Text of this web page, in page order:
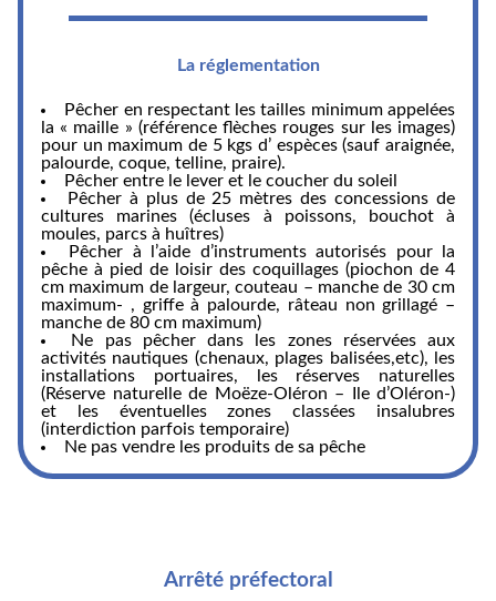
La réglementation
Pêcher en respectant les tailles minimum appelées
la « maille » (référence flèches rouges sur les images)
pour un maximum de 5 kgs d’ espèces (sauf araignée,
palourde, coque, telline, praire).
Pêcher entre le lever et le coucher du soleil
Pêcher à plus de 25 mètres des concessions de
cultures marines (écluses à poissons, bouchot à
moules, parcs à huîtres)
Pêcher à l’aide d’instruments autorisés pour la
pêche à pied de loisir des coquillages (piochon de 4
cm maximum de largeur, couteau – manche de 30 cm
maximum- , griffe à palourde, râteau non grillagé –
manche de 80 cm maximum)
Ne pas pêcher dans les zones réservées aux
activités nautiques (chenaux, plages balisées,etc), les
installations portuaires, les réserves naturelles
(Réserve naturelle de Moëze-Oléron – Ile d’Oléron-)
et les éventuelles zones classées insalubres
(interdiction parfois temporaire)
Ne pas vendre les produits de sa pêche
Arrêté préfectoral